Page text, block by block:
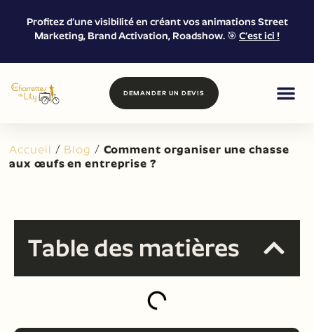
Profitez d’une visibilité en créant vos animations Street
Marketing, Brand Activation, Roadshow. 🎯 C’est ici !
DEMANDER UN DEVIS
Accueil / Blog / Comment organiser une chasse
aux œufs en entreprise ?
Table des matières